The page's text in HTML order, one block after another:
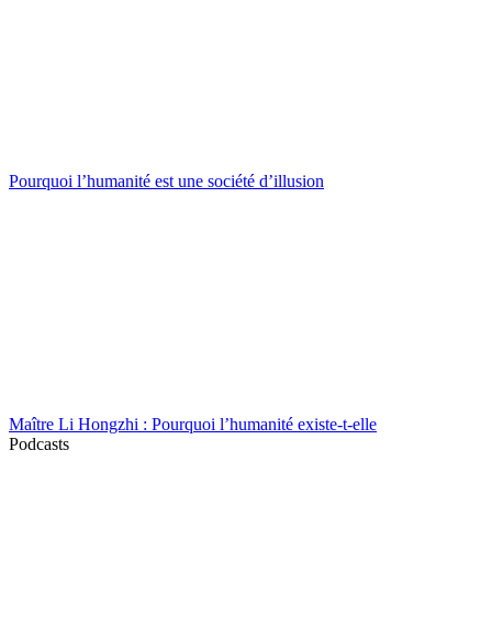
Pourquoi l’humanité est une société d’illusion
Maître Li Hongzhi : Pourquoi l’humanité existe-t-elle
Podcasts